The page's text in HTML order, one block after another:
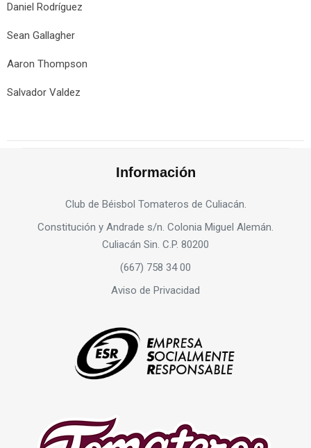
Daniel Rodríguez
Sean Gallagher
Aaron Thompson
Salvador Valdez
Información
Club de Béisbol Tomateros de Culiacán.
Constitución y Andrade s/n. Colonia Miguel Alemán.
Culiacán Sin. C.P. 80200
(667) 758 34 00
Aviso de Privacidad